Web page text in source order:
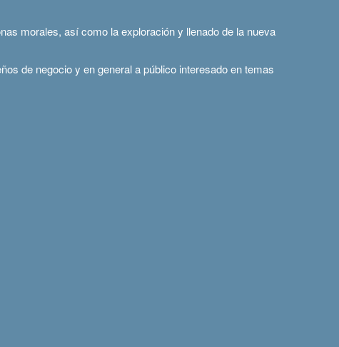
morales, así como la exploración y llenado de la nueva
de negocio y en general a público interesado en temas